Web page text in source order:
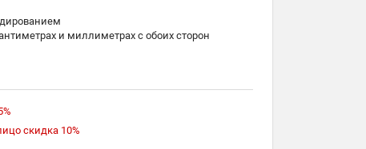
и миллиметрах с обоих сторон
скидка 10%